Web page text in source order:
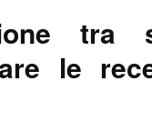
tra
le